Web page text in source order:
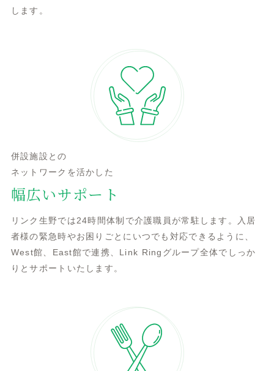
します。
併設施設との
ネットワークを活かした
幅広いサポート
リンク生野では24時間体制で介護職員が常駐します。入居
者様の緊急時やお困りごとにいつでも対応できるように、
West館、East館で連携、Link Ringグループ全体でしっか
りとサポートいたします。